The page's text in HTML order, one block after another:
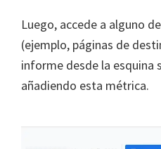
Luego, accede a alguno
(ejemplo, páginas de
informe desde la esquina
añadiendo esta métrica.